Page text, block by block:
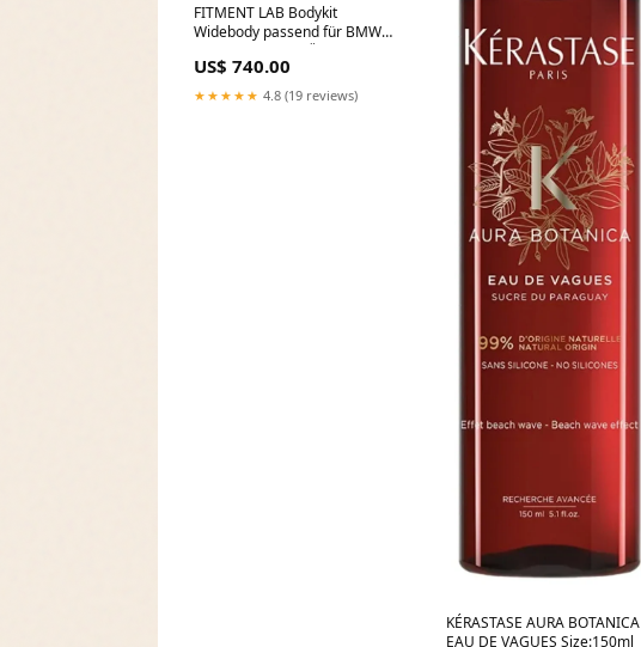
FITMENT LAB Bodykit
Widebody passend für BMW
E46 Coupe (mit TÜV)
Modell:Vorfacelift
US$ 740.00
★★★★★ 4.8 (19 reviews)
KÉRASTASE AURA BOTANICA
EAU DE VAGUES Size:150ml